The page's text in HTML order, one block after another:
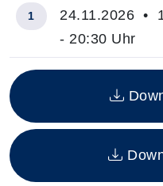
Insgesamt gibt es 1
1
24.11.2026 •
- 20:30 Uhr